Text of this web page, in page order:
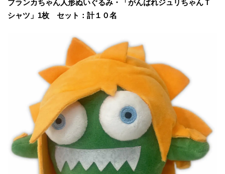
ブランカちゃん人形ぬいぐるみ・「がんばれジュリちゃんＴ
シャツ」1枚 セット：計１０名